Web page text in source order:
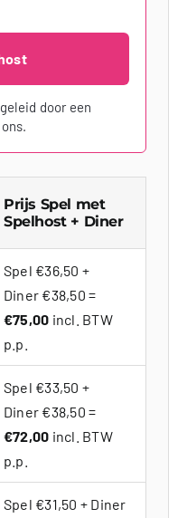
door een
Prijs Spel met
Spelhost + Diner
Spel €36,50 +
Diner €38,50 =
€75,00 incl. BTW
p.p.
Spel €33,50 +
Diner €38,50 =
€72,00 incl. BTW
p.p.
Spel €31,50 + Diner